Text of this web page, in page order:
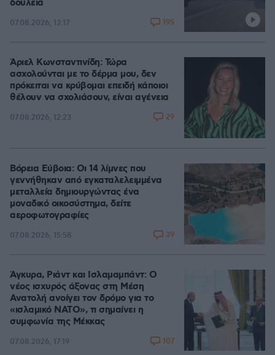
δουλειά
07.08.2026, 13:17 195
Άριελ Κωνσταντινίδη: Τώρα
ασχολούνται με το δέρμα μου, δεν
πρόκειται να κρύβομαι επειδή κάποιοι
θέλουν να σχολιάσουν, είναι αγένεια
07.08.2026, 12:23 29
Βόρεια Εύβοια: Οι 14 λίμνες που
γεννήθηκαν από εγκαταλελειμμένα
μεταλλεία δημιουργώντας ένα
μοναδικό οικοσύστημα, δείτε
αεροφωτογραφίες
07.08.2026, 15:58 39
Άγκυρα, Ριάντ και Ισλαμαμπάντ: Ο
νέος ισχυρός άξονας στη Μέση
Ανατολή ανοίγει τον δρόμο για το
«ισλαμικό ΝΑΤΟ», τι σημαίνει η
συμφωνία της Μέκκας
07.08.2026, 17:19 107